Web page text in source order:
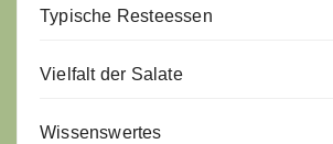
Typische Resteessen
Vielfalt der Salate
Wissenswertes